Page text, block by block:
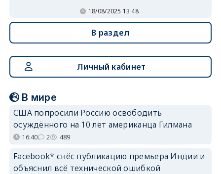
18/08/2025 13:48
В раздел
Личный кабинет
В мире
США попросили Россию освободить
осуждённого на 10 лет американца Гилмана
16:40 2 489
Facebook* снёс публикацию премьера Индии и
объяснил всё технической ошибкой